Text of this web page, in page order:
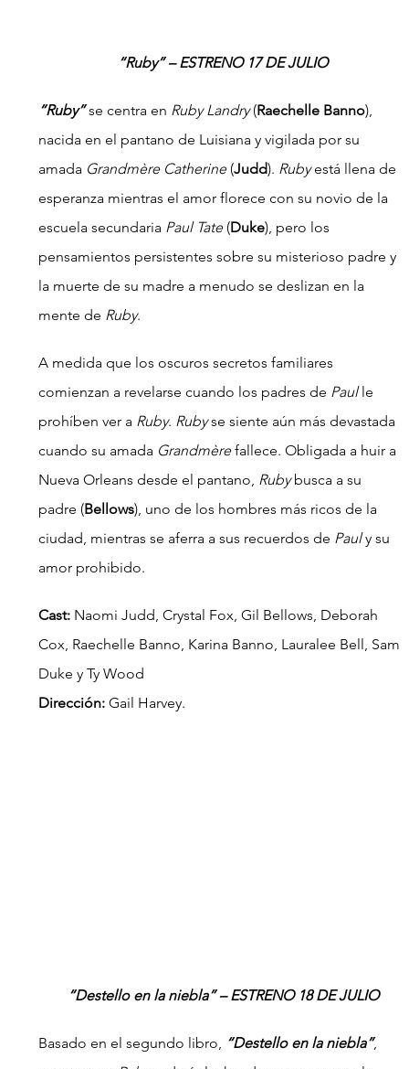
“Ruby” – ESTRENO 17 DE JULIO
“Ruby” se centra en Ruby Landry (Raechelle Banno),
nacida en el pantano de Luisiana y vigilada por su
amada Grandmère Catherine (Judd). Ruby está llena de
esperanza mientras el amor florece con su novio de la
escuela secundaria Paul Tate (Duke), pero los
pensamientos persistentes sobre su misterioso padre y
la muerte de su madre a menudo se deslizan en la
mente de Ruby.
A medida que los oscuros secretos familiares
comienzan a revelarse cuando los padres de Paul le
prohíben ver a Ruby. Ruby se siente aún más devastada
cuando su amada Grandmère fallece. Obligada a huir a
Nueva Orleans desde el pantano, Ruby busca a su
padre (Bellows), uno de los hombres más ricos de la
ciudad, mientras se aferra a sus recuerdos de Paul y su
amor prohibido.
Cast: Naomi Judd, Crystal Fox, Gil Bellows, Deborah
Cox, Raechelle Banno, Karina Banno, Lauralee Bell, Sam
Duke y Ty Wood
Dirección: Gail Harvey.
“Destello en la niebla” – ESTRENO 18 DE JULIO
Basado en el segundo libro, “Destello en la niebla”,